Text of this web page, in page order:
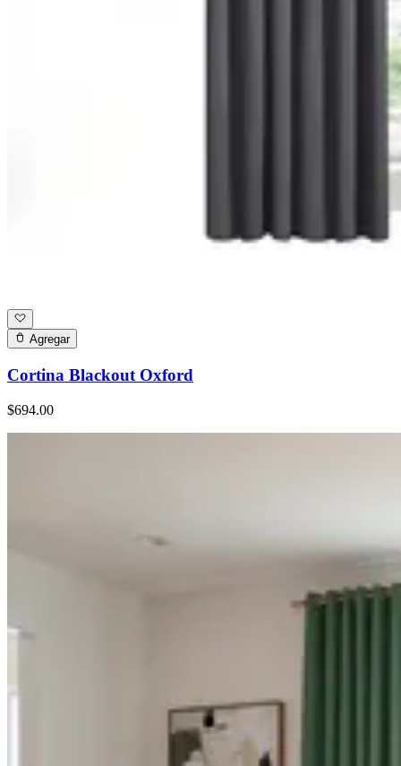
Agregar
Cortina Blackout Oxford
$694.00